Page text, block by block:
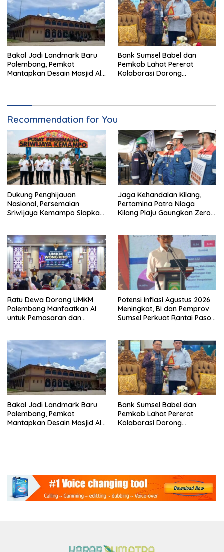
Bakal Jadi Landmark Baru
Palembang, Pemkot
Mantapkan Desain Masjid Al
Bank Sumsel Babel dan
Pemkab Lahat Pererat
Kolaborasi Dorong
Recommendation for You
Dukung Penghijauan
Nasional, Persemaian
Sriwijaya Kemampo Siapkan
Jaga Kehandalan Kilang,
Pertamina Patra Niaga
Kilang Plaju Gaungkan Zero
Ratu Dewa Dorong UMKM
Palembang Manfaatkan AI
untuk Pemasaran dan
Potensi Inflasi Agustus 2026
Meningkat, BI dan Pemprov
Sumsel Perkuat Rantai Pasok
Bakal Jadi Landmark Baru
Palembang, Pemkot
Mantapkan Desain Masjid Al
Bank Sumsel Babel dan
Pemkab Lahat Pererat
Kolaborasi Dorong